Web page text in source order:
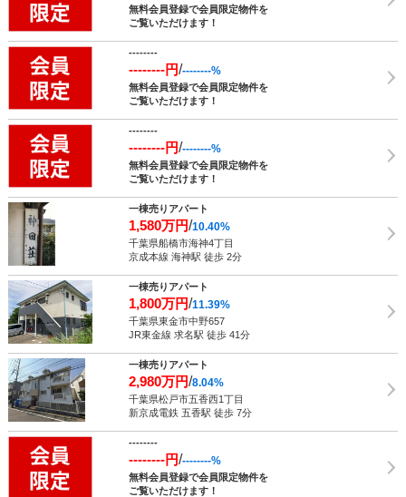
無料会員登録で会員限定物件を
ご覧いただけます！
--------
--------円/--------%
無料会員登録で会員限定物件を
ご覧いただけます！
--------
--------円/--------%
無料会員登録で会員限定物件を
ご覧いただけます！
一棟売りアパート
1,580万円/10.40%
千葉県船橋市海神4丁目
京成本線 海神駅 徒歩 2分
一棟売りアパート
1,800万円/11.39%
千葉県東金市中野657
JR東金線 求名駅 徒歩 41分
一棟売りアパート
2,980万円/8.04%
千葉県松戸市五香西1丁目
新京成電鉄 五香駅 徒歩 7分
--------
--------円/--------%
無料会員登録で会員限定物件を
ご覧いただけます！